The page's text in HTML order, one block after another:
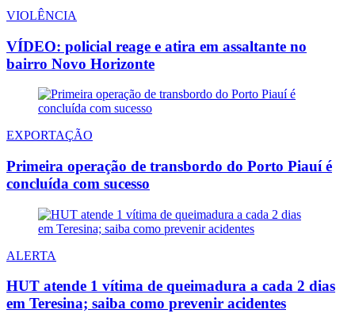
VIOLÊNCIA
VÍDEO: policial reage e atira em assaltante no
bairro Novo Horizonte
EXPORTAÇÃO
Primeira operação de transbordo do Porto Piauí é
concluída com sucesso
ALERTA
HUT atende 1 vítima de queimadura a cada 2 dias
em Teresina; saiba como prevenir acidentes